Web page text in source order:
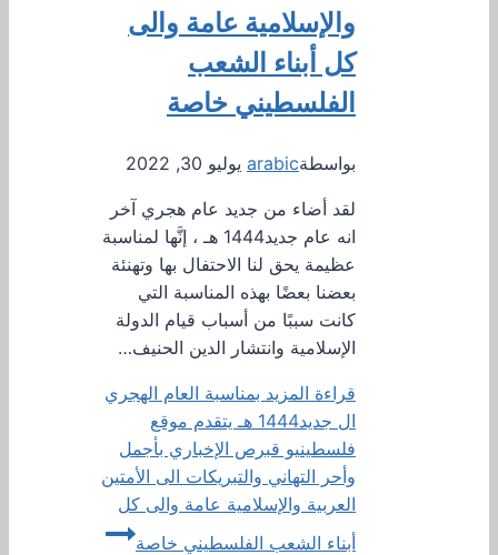
والإسلامية عامة والى
كل أبناء الشعب
الفلسطيني خاصة
بواسطةarabic يوليو 30, 2022
لقد أضاء من جديد عام هجري آخر
انه عام جديد1444 هـ ، إنَّها لمناسبة
عظيمة يحق لنا الاحتفال بها وتهنئة
بعضنا بعضًا بهذه المناسبة التي
كانت سببًا من أسباب قيام الدولة
الإسلامية وانتشار الدين الحنيف…
قراءة المزيد بمناسبة العام الهجري
ال جديد1444 هـ يتقدم موقع
فلسطينيو قبرص الإخباري بأجمل
وأحر التهاني والتبريكات الى الأمتين
العربية والإسلامية عامة والى كل
أبناء الشعب الفلسطيني خاصة